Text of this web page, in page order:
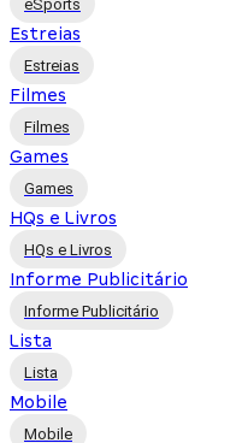
eSports
Estreias
Estreias
Filmes
Filmes
Games
Games
HQs e Livros
HQs e Livros
Informe Publicitário
Informe Publicitário
Lista
Lista
Mobile
Mobile